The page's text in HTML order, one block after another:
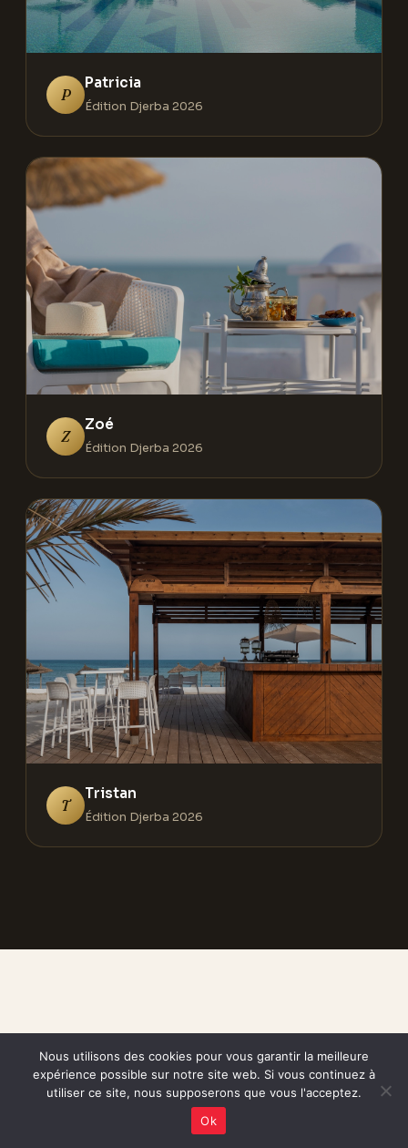
P
Patricia
Édition Djerba 2026
Z
Zoé
Édition Djerba 2026
T
Tristan
Édition Djerba 2026
FAQ
Les questions
Nous utilisons des cookies pour vous garantir la meilleure
expérience possible sur notre site web. Si vous continuez à
utiliser ce site, nous supposerons que vous l'acceptez.
Ok